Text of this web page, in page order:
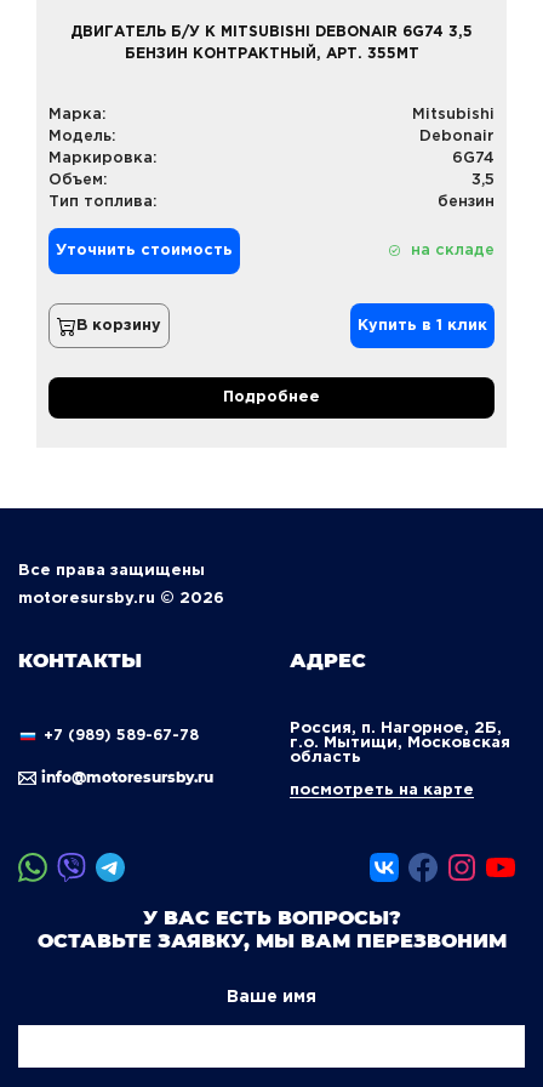
ДВИГАТЕЛЬ Б/У К MITSUBISHI DEBONAIR 6G74 3,5
БЕНЗИН КОНТРАКТНЫЙ, АРТ. 355MT
Марка:
Mitsubishi
Модель:
Debonair
Маркировка:
6G74
Объем:
3,5
Тип топлива:
бензин
Уточнить стоимость на складе
В корзину Купить в 1 клик
Подробнее
Все права защищены
motoresursby.ru © 2026
КОНТАКТЫ
+7 (989) 589-67-78
info@motoresursby.ru
АДРЕС
Россия, п. Нагорное, 2Б,
г.о. Мытищи, Московская
область
посмотреть на карте
У ВАС ЕСТЬ ВОПРОСЫ?
ОСТАВЬТЕ ЗАЯВКУ, МЫ ВАМ ПЕРЕЗВОНИМ
Ваше имя